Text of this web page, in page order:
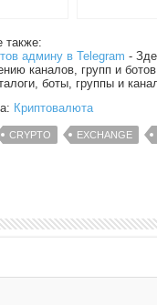
также:
админу в Telegram -
каналов, групп и
боты, группы и
Криптовалюта
CRYPTO EXCHANGE